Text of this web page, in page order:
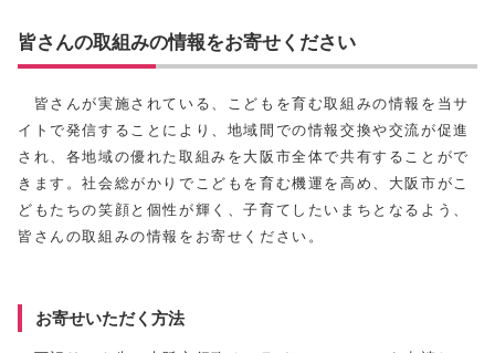
皆さんの取組みの情報をお寄せください
皆さんが実施されている、こどもを育む取組みの情報を当サ
イトで発信することにより、地域間での情報交換や交流が促進
され、各地域の優れた取組みを大阪市全体で共有することがで
きます。社会総がかりでこどもを育む機運を高め、大阪市がこ
どもたちの笑顔と個性が輝く、子育てしたいまちとなるよう、
皆さんの取組みの情報をお寄せください。
お寄せいただく方法